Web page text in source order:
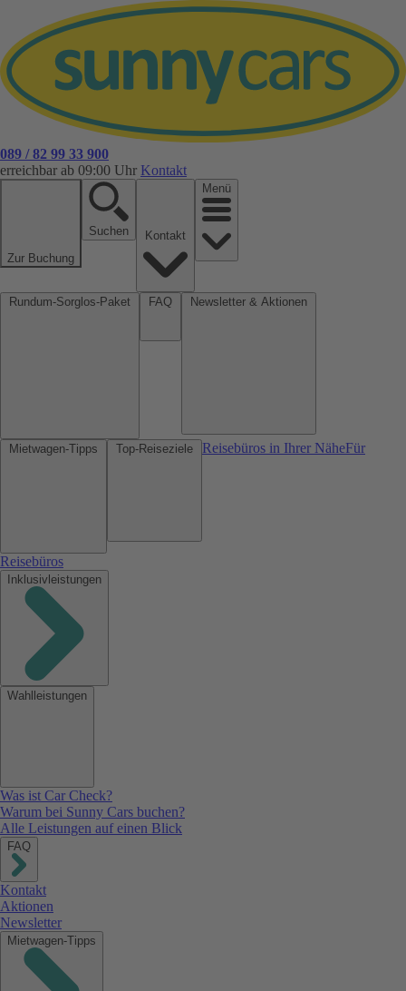
089 / 82 99 33 900
erreichbar ab 09:00 Uhr Kontakt
Zur Buchung
Suchen
Menü
Reisebüros in Ihrer NäheFür
Reisebüros
Inklusivleistungen
Wahlleistungen
Was ist Car Check?
Warum bei Sunny Cars buchen?
Alle Leistungen auf einen Blick
FAQ
Kontakt
Aktionen
Newsletter
Mietwagen-Tipps